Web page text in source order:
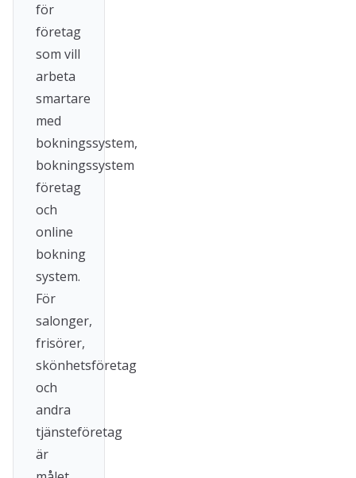
för
företag
som vill
arbeta
smartare
med
bokningssystem,
bokningssystem
företag
och
online
bokning
system.
För
salonger,
frisörer,
skönhetsföretag
och
andra
tjänsteföretag
är